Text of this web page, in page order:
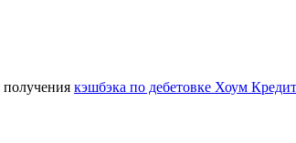
кэшбэка по дебетовке Хоум